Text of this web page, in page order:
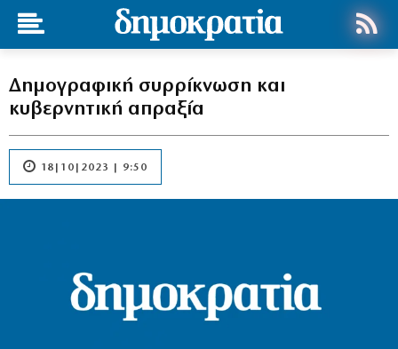
Δημογραφική συρρίκνωση και
κυβερνητική απραξία
18|10|2023 | 9:50